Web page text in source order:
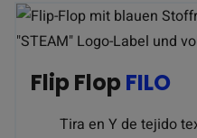
Flip Flop FILO
Tira en Y de tejido